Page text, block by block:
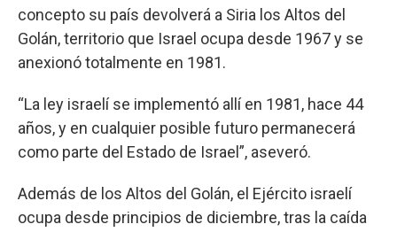
concepto su país devolverá a Siria los Altos del
Golán, territorio que Israel ocupa desde 1967 y se
anexionó totalmente en 1981.
“La ley israelí se implementó allí en 1981, hace 44
años, y en cualquier posible futuro permanecerá
como parte del Estado de Israel”, aseveró.
Además de los Altos del Golán, el Ejército israelí
ocupa desde principios de diciembre, tras la caída